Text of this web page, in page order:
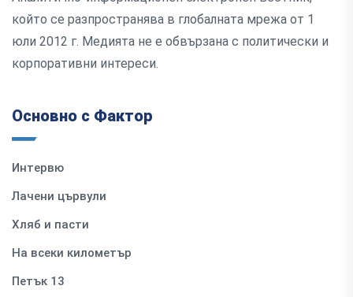
който се разпространява в глобалната мрежа от 1
юли 2012 г. Медията не е обвързана с политически и
корпоративни интереси.
Основно с Фактор
Интервю
Лачени цървули
Хляб и пасти
На всеки километър
Петък 13